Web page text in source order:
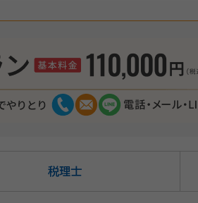
税理士